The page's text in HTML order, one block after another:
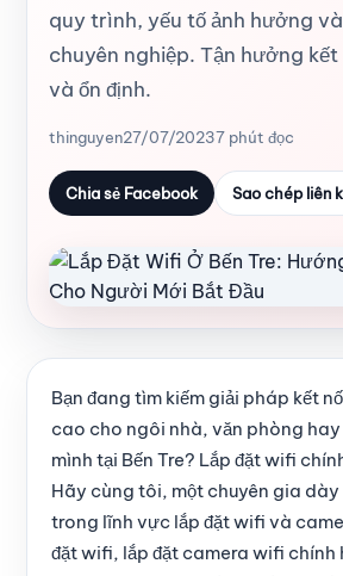
quy trình, yếu tố ảnh hưởng
chuyên nghiệp. Tận hưởng kết
và ổn định.
thinguyen27/07/20237 phút đọc
Chia sẻ Facebook Sao chép liên
Bạn đang tìm kiếm giải pháp kết
cao cho ngôi nhà, văn phòng
mình tại Bến Tre? Lắp đặt wifi
Hãy cùng tôi, một chuyên gia dày
trong lĩnh vực lắp đặt wifi và
đặt wifi, lắp đặt camera wifi chính